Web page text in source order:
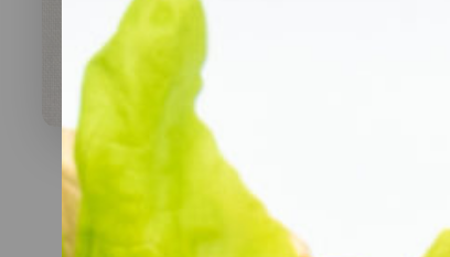
VORSCHLAG ANSEHEN
Alles vegan vegetarisch